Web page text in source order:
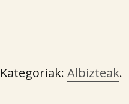
Kategoriak: Albizteak.